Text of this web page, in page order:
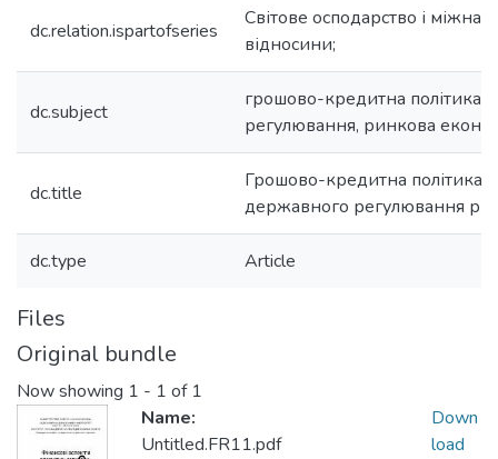
dc.relation.ispartofseries
Світове осподарство і
відносини;
dc.subject
грошово-кредитна політика,
регулювання, ринкова
dc.title
Грошово-кредитна політика в
державного регулювання
dc.type Article
Files
Original bundle
Now showing 1 - 1 of 1
Name:
Untitled.FR11.pdf
Down
load